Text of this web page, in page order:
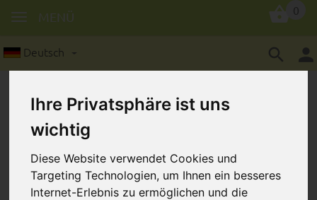
Ihre Privatsphäre ist uns
wichtig
Diese Website verwendet Cookies und
Targeting Technologien, um Ihnen ein besseres
Internet-Erlebnis zu ermöglichen und die
Deutsch
MENÜ
Holzclip: Eule